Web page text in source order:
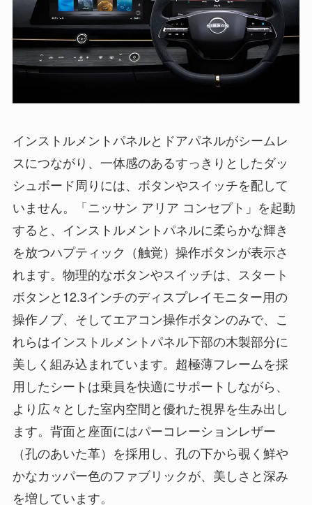
インストルメントパネルとドアパネルがシームレ
スにつながり、一体感のあるすっきりとしたダッ
シュボード周りには、ボタンやスイッチを配して
いません。「ニッサン アリア コンセプト」を起動
すると、インストルメントパネルに柔らかな輝き
を放つハプティック（触覚）操作ボタンが表示さ
れます。物理的なボタンやスイッチは、スタート
ボタンと12.3インチのディスプレイモニター用の
操作ノブ、そしてエアコン操作ボタンのみで、こ
れらはインストルメントパネル下部の木製部分に
美しく組み込まれています。超極薄フレームを採
用したシートは乗員を快適にサポートしながら、
より広々とした室内空間と優れた視界を生み出し
ます。背面と座面にはパーコレーションレザー
（孔のあいた革）を採用し、孔の下から覗く鮮や
かなカッパー色のファブリックが、美しさと深み
を増しています。